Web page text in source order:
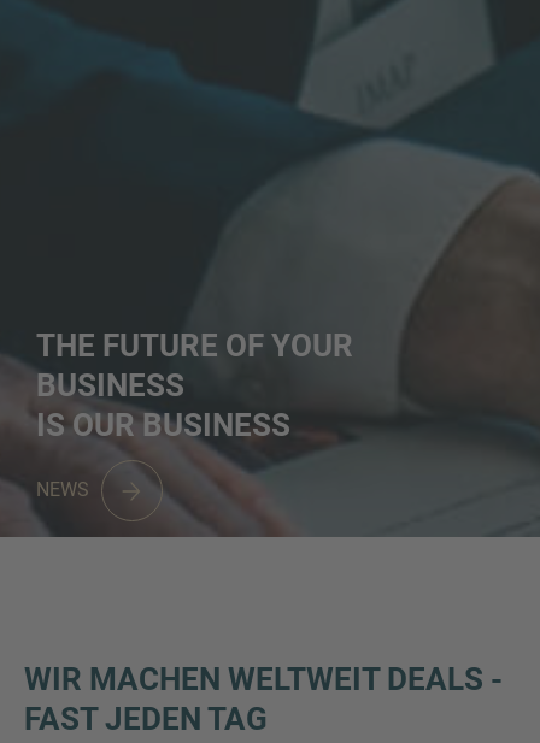
THE FUTURE OF YOUR
BUSINESS
IS OUR BUSINESS
NEWS
WIR MACHEN WELTWEIT DEALS -
FAST JEDEN TAG